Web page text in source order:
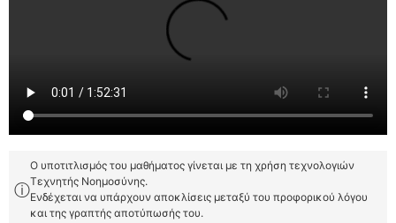
ⓘ
Ο υποτιτλισμός του μαθήματος γίνεται με τη χρήση τεχνολογιών
Τεχνητής Νοημοσύνης.
Ενδέχεται να υπάρχουν αποκλίσεις μεταξύ του προφορικού λόγου
και της γραπτής αποτύπωσής του.